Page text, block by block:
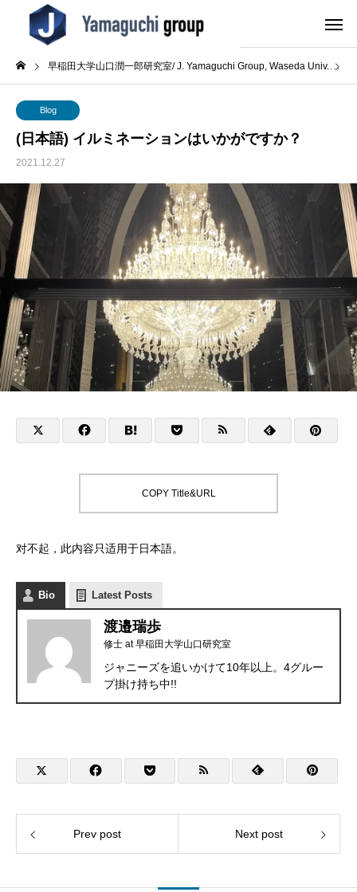
早稲田大学山口潤一郎研究室/ J. Yamaguchi Group, Waseda Univ.
Blog
(日本語) イルミネーションはいかがですか？
2021.12.27
COPY Title&URL
对不起，此内容只适用于日本語。
Bio Latest Posts
渡邉瑞歩
修士 at早稲田大学山口研究室
ジャニーズを追いかけて10年以上。4グルー
プ掛け持ち中!!
Prev post Next post